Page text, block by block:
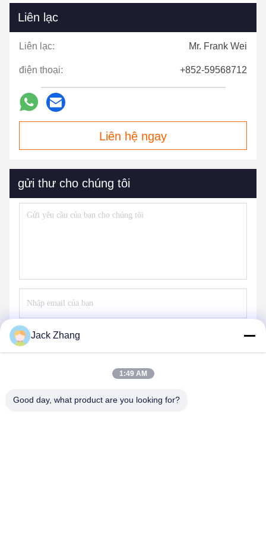
Liên lạc
Liên lạc: Mr. Frank Wei
điện thoại: +852-59568712
Liên hệ ngay
gửi thư cho chúng tôi
Jack Zhang
1:49 AM
Good day, what product are you looking for?